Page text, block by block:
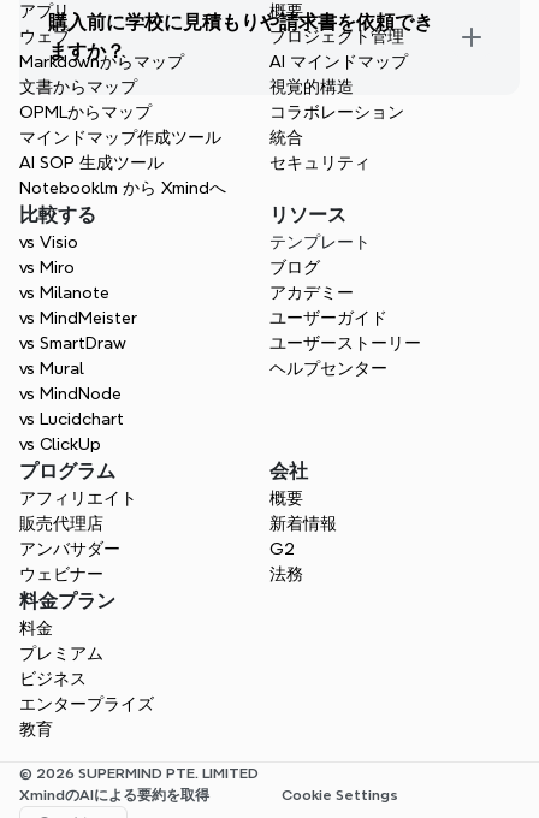
購入前に学校に見積もりや請求書を依頼でき
ますか？
アプリ
ウェブ
Markdownからマップ
文書からマップ
OPMLからマップ
マインドマップ作成ツール
AI SOP 生成ツール
Notebooklm から Xmindへ
概要
プロジェクト管理
AI マインドマップ
視覚的構造
コラボレーション
統合
セキュリティ
比較する
vs Visio
vs Miro
vs Milanote
vs MindMeister
vs SmartDraw
vs Mural
vs MindNode
vs Lucidchart
vs ClickUp
リソース
テンプレート
ブログ
アカデミー
ユーザーガイド
ユーザーストーリー
ヘルプセンター
プログラム
アフィリエイト
販売代理店
アンバサダー
ウェビナー
会社
概要
新着情報
G2
法務
料金プラン
料金
プレミアム
ビジネス
エンタープライズ
教育
© 2026 SUPERMIND PTE. LIMITED
XmindのAIによる要約を取得
Cookie Settings
Select Language